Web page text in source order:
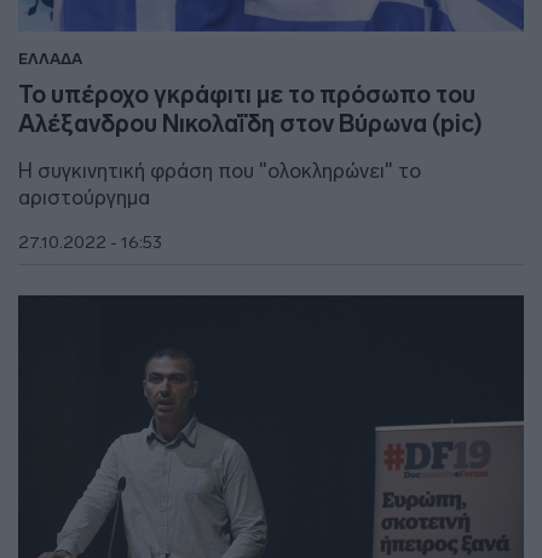
ΕΛΛΑΔΑ
Το υπέροχο γκράφιτι με το πρόσωπο του
Αλέξανδρου Νικολαΐδη στον Βύρωνα (pic)
Η συγκινητική φράση που "ολοκληρώνει" το
αριστούργημα
27.10.2022 - 16:53